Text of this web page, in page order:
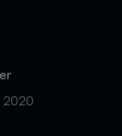
2020